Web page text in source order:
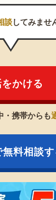
談してみませ
かける
・携帯からも
料相談